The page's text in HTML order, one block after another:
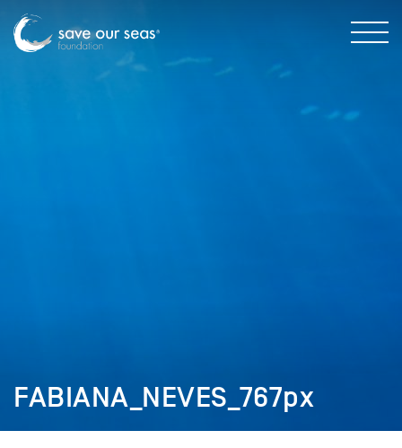
FABIANA_NEVES_767px